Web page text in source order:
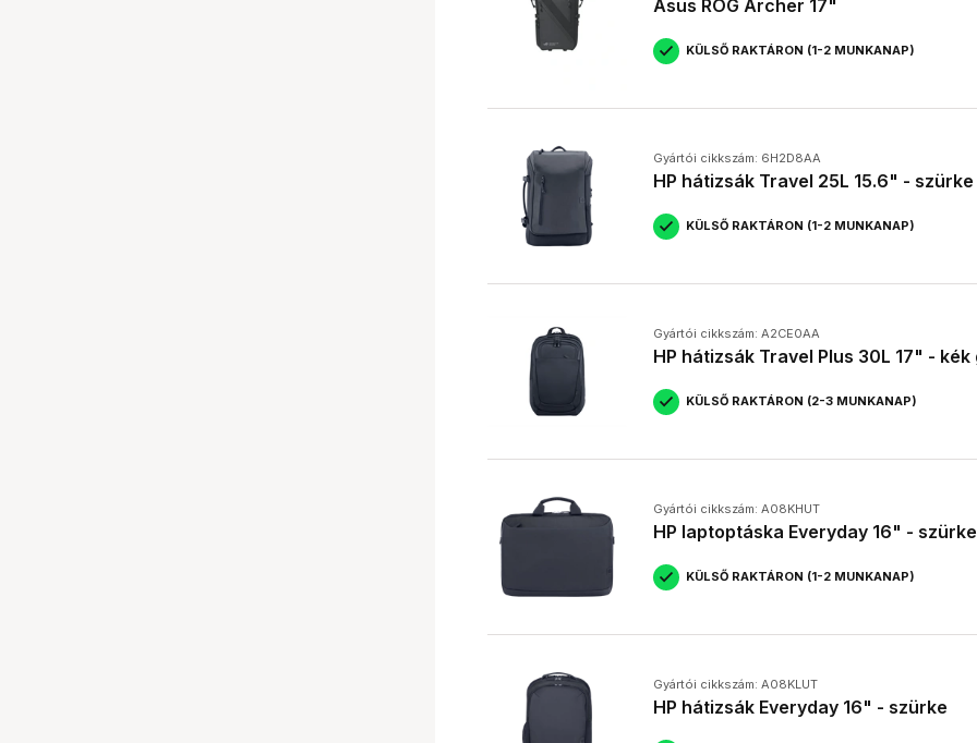
HP
: A HP táskái a modern stílust és a funkcionalitást képviselik.
RAZER
hardvereid számára.
A választásnál vedd figyelembe a saját igényeidet és a
védelmet nyújtanak a mindennapi használatra, míg a prémium
Kinek ajánlott?
laptop táska
szinte mindenkinek ajánlott, aki hordozható
, akiknek naponta kell cipelniük a laptopjukat az
Gamereknek
, akik a legújabb hardvereiket szeretnék
Gyakran utazóknak , akiknek fontos a kényelem és a
Digitális nomádoknak
biztonságos szállításra.
A táska méretének meg kell egyeznie a laptopod
Milyen anyagból készüljön a laptop táska?
A poliészter, a nylon és a neoprén a leggyakoribb anyagok.
Mire figyeljek a laptop táska kiválasztásánál?
Asus ROG Archer 17"
KÜLSŐ RAKTÁRON (1-2 MUNKANAP)
Gyártói cikkszám: 6H2D8AA
HP hátizsák Travel 25L 15.6" - szürke
KÜLSŐ RAKTÁRON (1-2 MUNKANAP)
Gyártói cikkszám: A2CE0AA
HP hátizsák Travel Plus 30L 17" -
KÜLSŐ RAKTÁRON (2-3 MUNKANAP)
Gyártói cikkszám: A08KHUT
HP laptoptáska Everyday 16" - szürke
KÜLSŐ RAKTÁRON (1-2 MUNKANAP)
Gyártói cikkszám: A08KLUT
HP hátizsák Everyday 16" - szürke